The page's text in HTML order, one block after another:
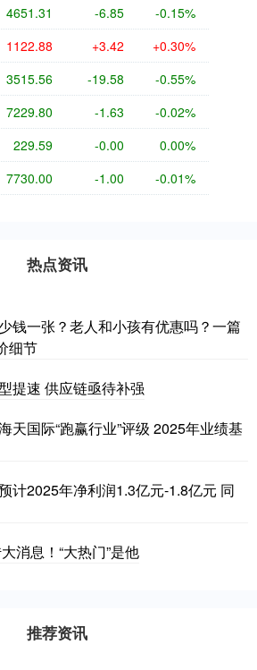
4651.31 -6.85 -0.15%
1122.88 +3.42 +0.30%
3515.56 -19.58 -0.55%
7229.80 -1.63 -0.02%
229.59 -0.00 0.00%
7730.00 -1.00 -0.01%
热点资讯
钱一张？老人和小孩有优惠吗？一篇
细节
提速 供应链亟待补强
天国际“跑赢行业”评级 2025年业绩基
计2025年净利润1.3亿元-1.8亿元 同
消息！“大热门”是他
推荐资讯